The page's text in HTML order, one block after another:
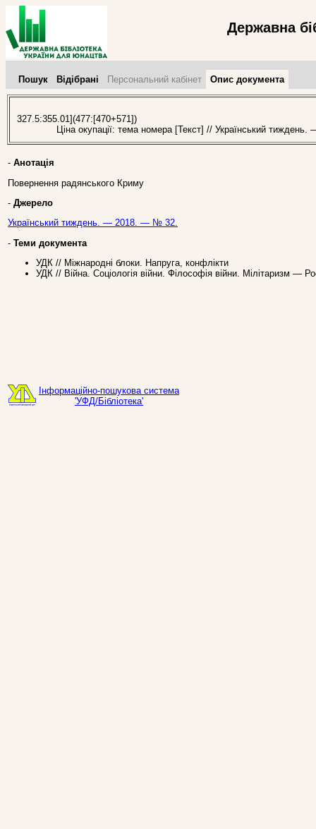
Державна
Пошук Відібрані Персональний кабінет Опис документа
327.5:355.01](477:[470+571])
Ціна окупації: тема номера [Текст] // Український
- Анотація
Повернення радянського Криму
- Джерело
Український тиждень. — 2018. — № 32.
- Теми документа
УДК // Міжнародні блоки. Напруга, конфлікти
УДК // Війна. Соціологія війни. Філософія війни. Мілітаризм —
Інформаційно-пошукова система
'УФД/Бібліотека'